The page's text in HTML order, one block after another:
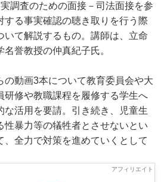
調査のための面接－司法面接を参
する事実確認の聴き取りを行う際
いて解説するもの。講師は、立命
誉教授の仲真紀子氏。
動画3本について教育委員会や大
研修や教職課程を履修する学生へ
な活用を要請。引き続き、児童生
性暴力等の犠牲者とさせないとい
、全力で対策を進めていくとして